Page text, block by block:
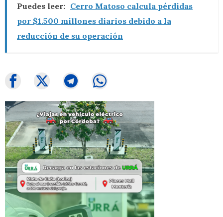
Puedes leer: Cerro Matoso calcula pérdidas
por $1.500 millones diarios debido a la
reducción de su operación